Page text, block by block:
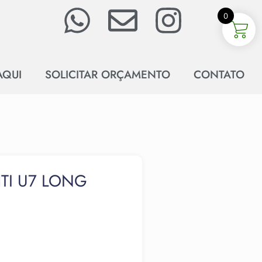
SOLICITAR ORÇAMENTO CONTATO
U7 LONG
0